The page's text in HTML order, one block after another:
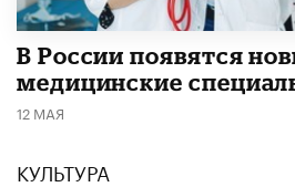
В России появятся
медицинские
12 МАЯ
КУЛЬТУРА